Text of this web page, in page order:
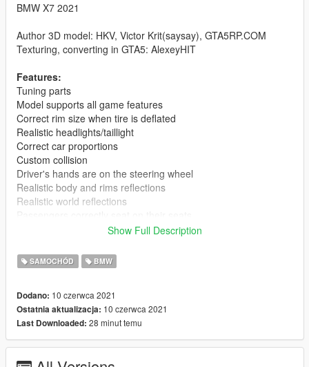
BMW X7 2021
Author 3D model: HKV, Victor Krit(saysay), GTA5RP.COM
Texturing, converting in GTA5: AlexeyHIT
Features:
Tuning parts
Model supports all game features
Correct rim size when tire is deflated
Realistic headlights/taillight
Correct car proportions
Custom collision
Driver's hands are on the steering wheel
Realistic body and rims reflections
Realistic world reflections
Working gauges and speedometer
Interior mapping
No tail light corona
Installation(Add-on):
[Editing the dlclist.xml]
1. Using OpenIV, extract the contents of the folder "x64" to:
Show Full Description
SAMOCHÓD BMW
Dodano: 10 czerwca 2021
Ostatnia aktualizacja: 10 czerwca 2021
Last Downloaded: 28 minut temu